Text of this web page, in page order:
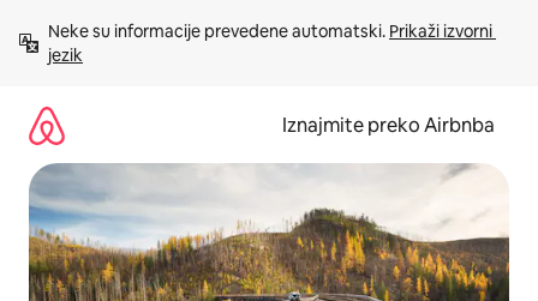
sadržaj
Neke su informacije prevedene automatski. Prikaži izvorni
jezik
Iznajmite preko Airbnba